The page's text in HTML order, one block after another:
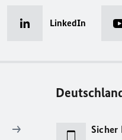
LinkedIn
Sicher